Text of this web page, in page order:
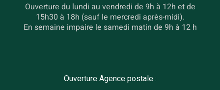
Ouverture du lundi au vendredi de 9h à 12h et de
15h30 à 18h (sauf le mercredi après-midi).
En semaine impaire le samedi matin de 9h à 12 h
Ouverture Agence postale :